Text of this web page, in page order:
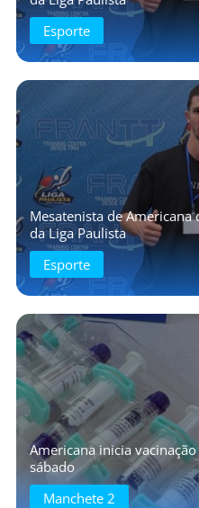
Esporte
Mesatenista de
da Liga Paulista
Esporte
Americana inicia
sábado
Manchete 2